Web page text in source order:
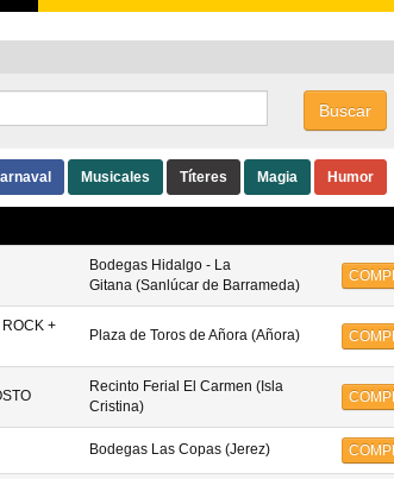
Buscar
Musicales Títeres Magia Humor
Bodegas Hidalgo - La
Gitana (Sanlúcar de Barrameda)
+
Plaza de Toros de Añora (Añora)
Recinto Ferial El Carmen (Isla
Cristina)
Bodegas Las Copas (Jerez)